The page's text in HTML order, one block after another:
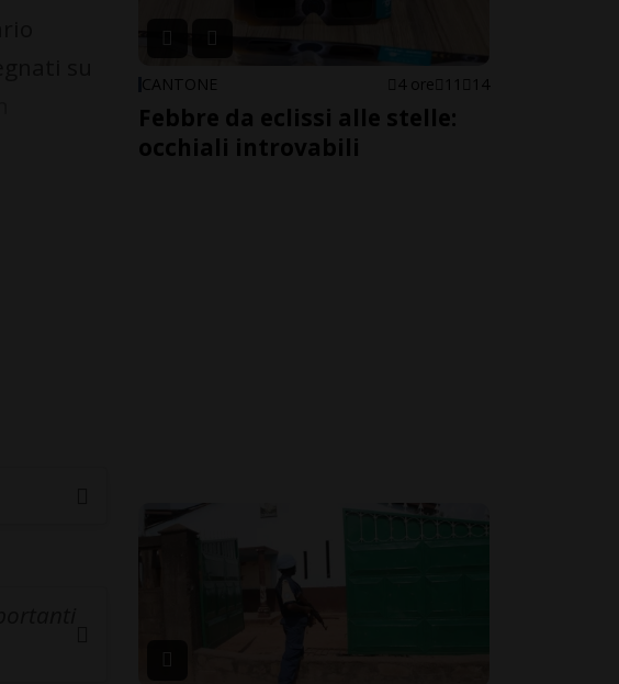
CANTONE 4 ore 11 14
Febbre da eclissi alle stelle:
occhiali introvabili